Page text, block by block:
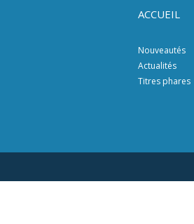
ACCUEIL
Nouveautés
Actualités
Titres phares